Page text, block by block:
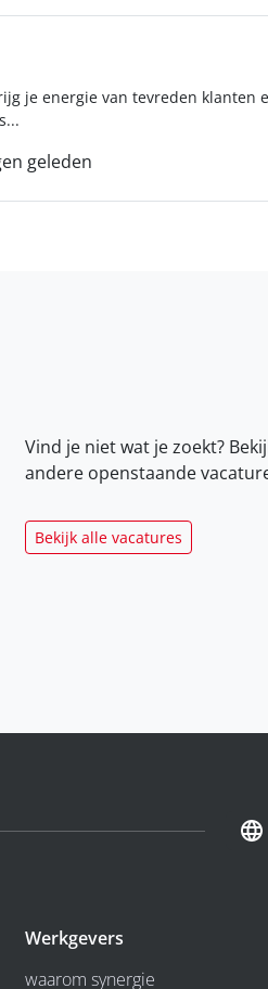
je energie van tevreden klanten
geleden
Vind je niet wat je zoekt?
andere openstaande
Bekijk alle vacatures
Werkgevers
waarom synergie